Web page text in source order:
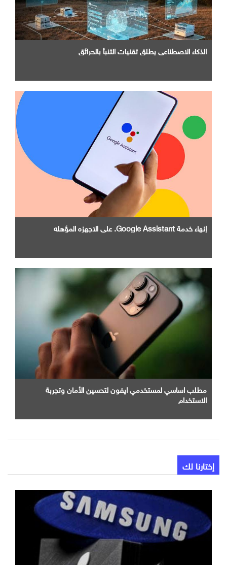
الذكاء الاصطناعي يطلق تقنيات التنبأ بالحرائق
إنهاء خدمة Google Assistant. علي الاجهزه المؤهله
مطلب اساسي لمستخدمي ايفون لتحسين الأمان وتجربة
الاستخدام
إختارنا لك